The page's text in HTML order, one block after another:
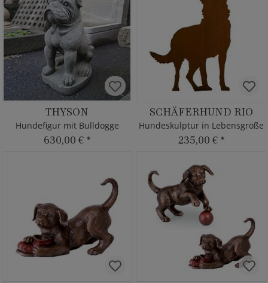
THYSON
Hundefigur mit Bulldogge
630,00 € *
SCHÄFERHUND RIO
Hundeskulptur in Lebensgröße
235,00 € *